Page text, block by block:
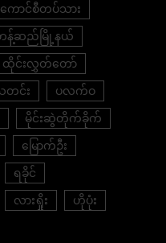
ောင်စီတပ်သား
န့်ဆည်မြို့နယ်
ထိုင်းလွှတ်တော်
တင်း ပလက်ဝ
မိုင်းဆွဲတိုက်ခိုက်
မြောက်ဦး
ရခိုင်
လားရှိုး ဟိုပုံး